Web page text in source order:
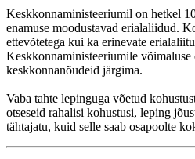
Keskkonnaministeeriumil on hetkel
enamuse moodustavad erialaliidud.
ettevõtetega kui ka erinevate
Keskkonnaministeeriumile võimaluse
keskkonnanõudeid järgima.
Vaba tahte lepinguga võetud
otseseid rahalisi kohustusi, leping
tähtajatu, kuid selle saab osapoolte